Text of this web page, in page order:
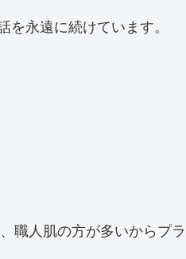
永遠に続けています。
職人肌の方が多いからプラ